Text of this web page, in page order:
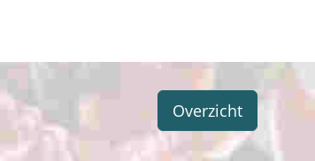
Overzicht